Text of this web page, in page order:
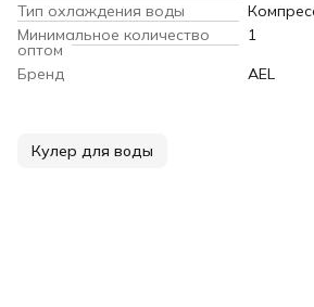
Тип охлаждения воды
Минимальное количество
оптом
1
Бренд
AEL
Кулер для воды